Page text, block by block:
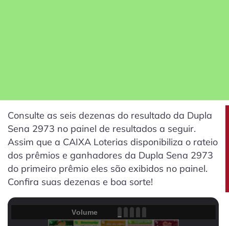
Consulte as seis dezenas do resultado da Dupla
Sena 2973 no painel de resultados a seguir.
Assim que a CAIXA Loterias disponibiliza o rateio
dos prêmios e ganhadores da Dupla Sena 2973
do primeiro prêmio eles são exibidos no painel.
Confira suas dezenas e boa sorte!
Volume